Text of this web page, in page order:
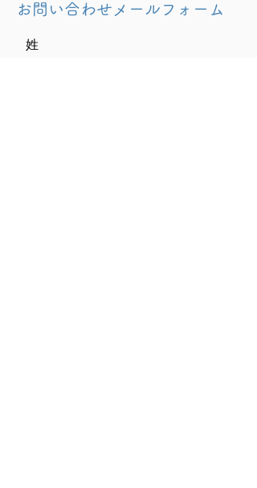
お問い合わせメールフォーム
姓